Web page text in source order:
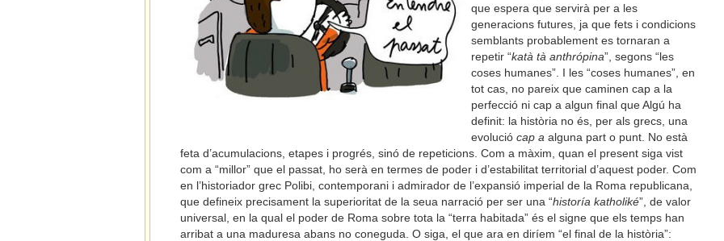
que espera que servirà per a les
generacions futures, ja que fets i condicions
semblants probablement es tornaran a
repetir “katà tà anthrópina”, segons “les
coses humanes”. I les “coses humanes”, en
tot cas, no pareix que caminen cap a la
perfecció ni cap a algun final que Algú ha
definit: la història no és, per als grecs, una
evoluciócap a alguna part o punt. No està
feta d’acumulacions, etapes i progrés, sinó de repeticions. Com a màxim, quan el present siga vist
com a “millor” que el passat, ho serà en termes de poder i d’estabilitat territorial d’aquest poder. Com
en l’historiador grec Polibi, contemporani i admirador de l’expansió imperial de la Roma republicana,
que defineix precisament la superioritat de la seua narració per ser una “historía katholiké”, de valor
universal, en la qual el poder de Roma sobre tota la “terra habitada” és el signe que els temps han
arribat a una maduresa abans no coneguda. O siga, el que ara en diríem “el final de la història”: